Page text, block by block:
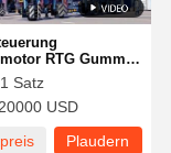
RTG Gummi-
Gantry-Kran mit 15-
Kapazität für
1 Satz
20000 USD
Plaudern